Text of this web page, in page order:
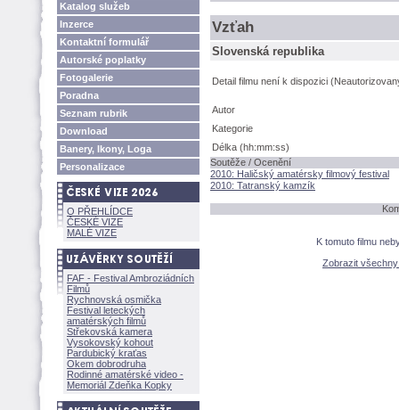
Katalog služeb
Inzerce
Kontaktní formulář
Autorské poplatky
Fotogalerie
Poradna
Seznam rubrik
Download
Banery, Ikony, Loga
Personalizace
O PŘEHLÍDCE
ČESKÉ VIZE
MALÉ VIZE
FAF - Festival Ambroziádních
Filmů
Rychnovská osmička
Festival leteckých
amatérských filmů
Střekovská kamera
Vysokovský kohout
Pardubický kraťas
Okem dobrodruha
Rodinné amatérské video -
Memoriál Zdeňka Kopky
Vzťah
Slovenská republika
Detail filmu není k dispozici
Autor
Kategorie
Délka (hh:mm:ss)
Soutěže / Ocenění
2010: Haličský amatérsky filmový festival
2010: Tatranský kamzík
K tomuto filmu
Zobrazit